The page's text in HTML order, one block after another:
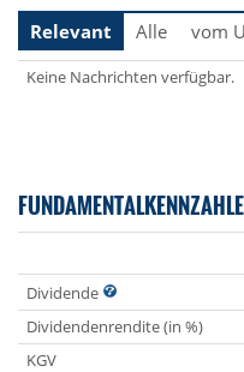
Relevant
Alle vom
Keine Nachrichten verfügbar.
Dividende
Dividendenrendite (in %)
KGV